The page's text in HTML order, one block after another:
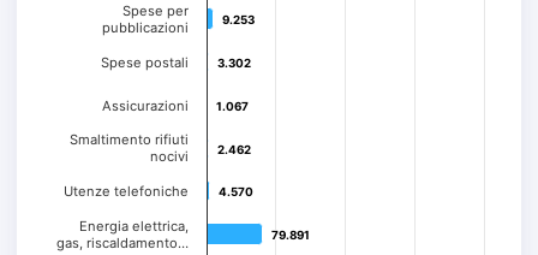
9.253
9.253
3.302
3.302
1.067
1.067
2.462
2.462
4.570
4.570
79.891
79.891
Spese per
pubblicazioni
Spese postali
Assicurazioni
Smaltimento rifiuti
nocivi
Utenze telefoniche
Energia elettrica,
gas, riscaldamento…